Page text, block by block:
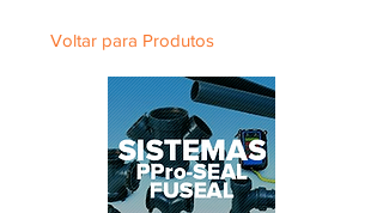
Voltar para Produtos